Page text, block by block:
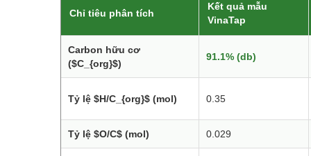
Chỉ tiêu phân tích
Kết quả mẫu
VinaTap
Carbon hữu cơ
($C_{org}$)
91.1% (db)
Tỷ lệ $H/C_{org}$ (mol) 0.35
Tỷ lệ $O/C$ (mol) 0.029